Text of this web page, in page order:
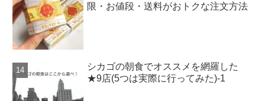
限・お値段・送料がおトクな注文方法
シカゴの朝食でオススメを網羅した
★9店(5つは実際に行ってみた)-1